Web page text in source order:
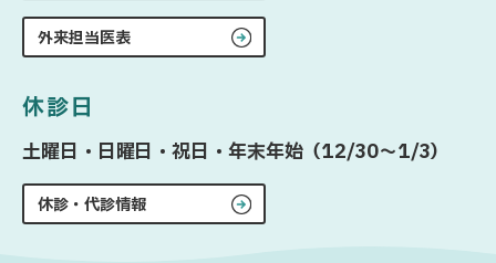
外来担当医表
休診日
土曜日・日曜日・祝日・年末年始（12/30〜1/3）
休診・代診情報